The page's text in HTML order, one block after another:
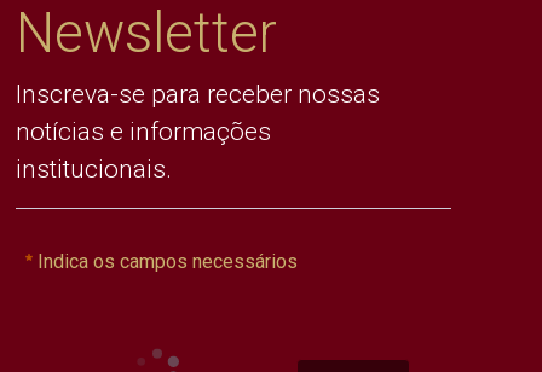
Newsletter
Inscreva-se para receber nossas
notícias e informações
institucionais.
Indica os campos necessários